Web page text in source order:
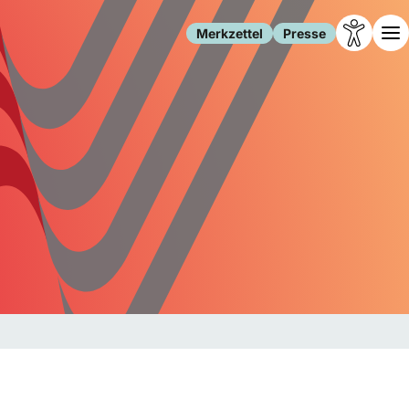
Merkzettel Presse
Leben
Familie
Freizeit
Gesundheit
Internet
Gesellschaft
Forschung
Migration
Polizei